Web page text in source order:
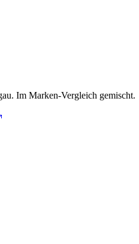
Im Marken-Vergleich gemischt.